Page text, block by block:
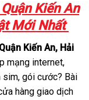
Kiến An
Mới Nhất
Kiến An, Hải
mạng internet,
sim, gói cước? Bài
hàng giao dịch